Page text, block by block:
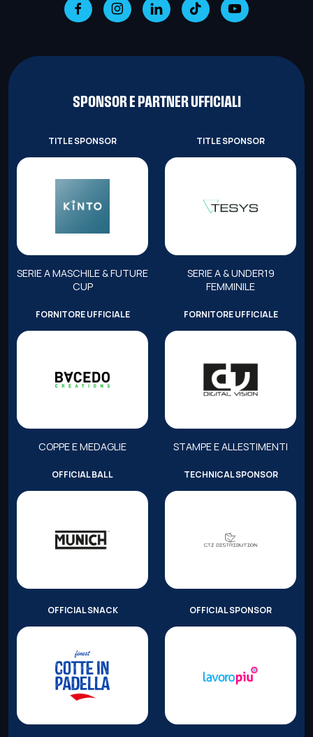
SPONSOR E PARTNER UFFICIALI
TITLE SPONSOR
SERIE A MASCHILE & FUTURE
CUP
TITLE SPONSOR
SERIE A & UNDER19
FEMMINILE
FORNITORE UFFICIALE
COPPE E MEDAGLIE
FORNITORE UFFICIALE
STAMPE E ALLESTIMENTI
OFFICIAL BALL TECHNICAL SPONSOR
OFFICIAL SNACK OFFICIAL SPONSOR